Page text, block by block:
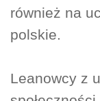
również na
polskie.
Leanowcy z